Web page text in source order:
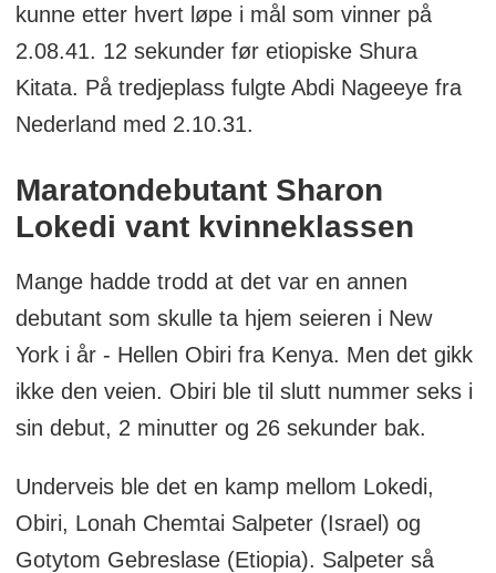
kunne etter hvert løpe i mål som vinner på
2.08.41. 12 sekunder før etiopiske Shura
Kitata. På tredjeplass fulgte Abdi Nageeye fra
Nederland med 2.10.31.
Maratondebutant Sharon
Lokedi vant kvinneklassen
Mange hadde trodd at det var en annen
debutant som skulle ta hjem seieren i New
York i år - Hellen Obiri fra Kenya. Men det gikk
ikke den veien. Obiri ble til slutt nummer seks i
sin debut, 2 minutter og 26 sekunder bak.
Underveis ble det en kamp mellom Lokedi,
Obiri, Lonah Chemtai Salpeter (Israel) og
Gotytom Gebreslase (Etiopia). Salpeter så